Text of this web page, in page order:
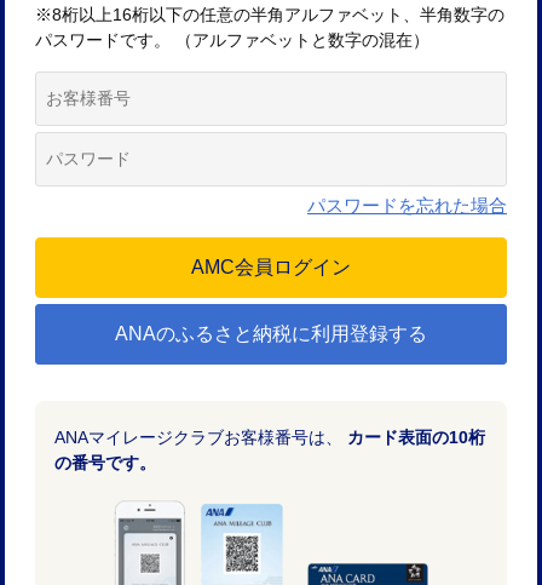
※8桁以上16桁以下の任意の半角アルファベット、半角数字の
パスワードです。 （アルファベットと数字の混在）
パスワードを忘れた場合
ANAのふるさと納税に利用登録する
ANAマイレージクラブお客様番号は、 カード表面の10桁
の番号です。